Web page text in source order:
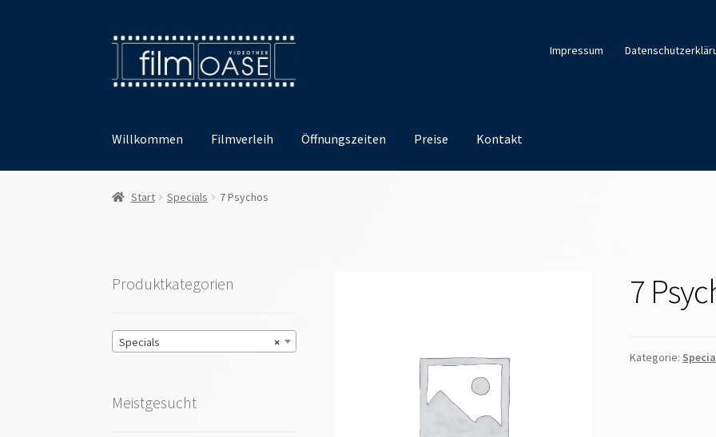
Zur
Navigation
springen
Zum
Inhalt
springen
Impressum
Willkommen Filmverleih Öffnungszeiten Preise Kontakt
Start Specials 7 Psychos
7
Kategorie:
Produktkategorien
×
Specials
Meistgesucht